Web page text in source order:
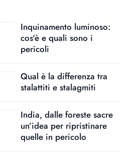
Inquinamento luminoso:
cos'è e quali sono i
pericoli
Qual è la differenza tra
stalattiti e stalagmiti
India, dalle foreste sacre
un’idea per ripristinare
quelle in pericolo